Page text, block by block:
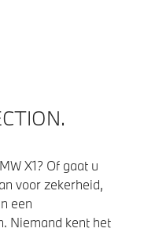
X1? Of gaat u
voor zekerheid,
een
Niemand kent het